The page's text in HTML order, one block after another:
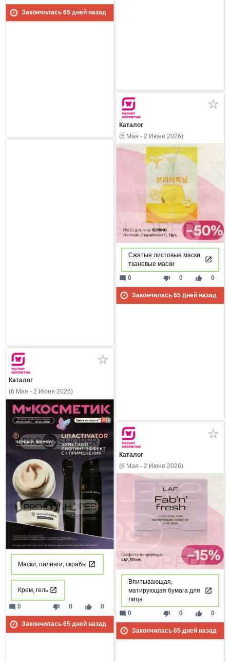
Закончилась 65дней назад
Каталог
(6 Мая - 2 Июня 2026)
Сжатые листовые маски,
тканевые маски
thumb_down 0 thumb_up 0
mode_comment 0
Закончилась 65дней назад
Каталог
(6 Мая - 2 Июня 2026)
Маски, пилинги, скрабы
Крем, гель
thumb_down 0 thumb_up 0
mode_comment 0
Закончилась 65дней назад
Каталог
(6 Мая - 2 Июня 2026)
Впитывающая,
матирующая бумага для
лица
thumb_down 0 thumb_up 0
mode_comment 0
Закончилась 65дней назад